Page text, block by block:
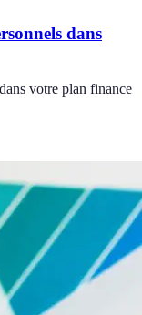
dans
votre plan finance